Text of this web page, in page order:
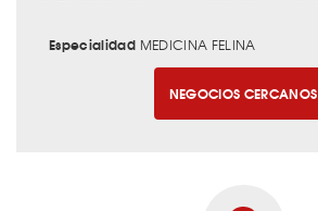
Especialidad MEDICINA FELINA
NEGOCIOS CERCANOS